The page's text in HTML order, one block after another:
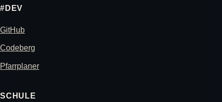
#DEV
GitHub
Codeberg
Pfarrplaner
SCHULE